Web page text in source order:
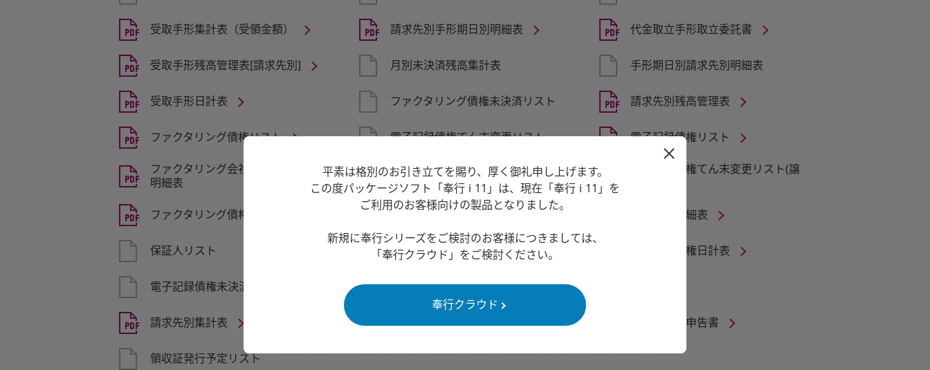
受取手形集計表（受領金額） 請求先別手形期日別明細表 代金取立手形取立委託書
受取手形残高管理表[請求先別] 月別未決済残高集計表 手形期日別請求先別明細表
受取手形日計表 ファクタリング債権未決済リスト 請求先別残高管理表
ファクタリング債権リスト 電子記録債権てん末変更リスト 電子記録債権リスト
ファクタリング会社別請求先別
明細表
請求先別残高管理表
電子記録債権てん末変更リスト(譲
ファクタリング債権日計表 請求先別明細表
保証人リスト 電子記録債権日計表
電子記録債権未決済リスト
請求先別集計表 印紙税納税申告書
領収証発行予定リスト
平素は格別のお引き立てを賜り、厚く御礼申し上げます。
この度パッケージソフト「奉行 i 11」は、現在「奉行 i 11」を
ご利用のお客様向けの製品となりました。
新規に奉行シリーズをご検討のお客様につきましては、
「奉行クラウド」をご検討ください。
奉行クラウド